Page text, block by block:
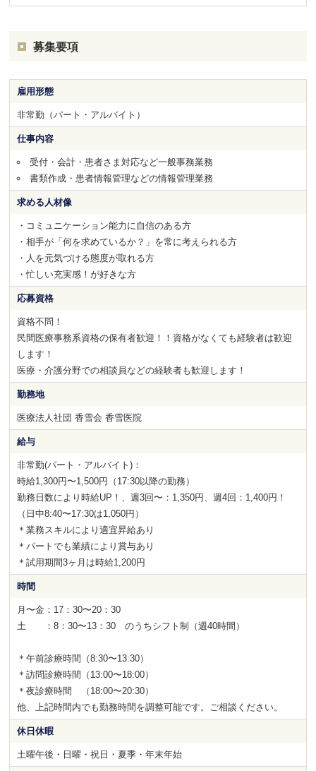
募集要項
雇用形態
非常勤（パート・アルバイト）
仕事内容
受付・会計・患者さま対応など一般事務業務
書類作成・患者情報管理などの情報管理業務
求める人材像
・コミュニケーション能力に自信のある方
・相手が「何を求めているか？」を常に考えられる方
・人を元気づける態度が取れる方
・忙しい充実感！が好きな方
応募資格
資格不問！
民間医療事務系資格の保有者歓迎！！資格がなくても経験者は歓迎
します！
医療・介護分野での相談員などの経験者も歓迎します！
勤務地
医療法人社団 香雪会 香雪医院
給与
非常勤(パート・アルバイト)：
時給1,300円〜1,500円（17:30以降の勤務）
勤務日数により時給UP！、週3回〜：1,350円、週4回：1,400円！
（日中8:40〜17:30は1,050円）
＊業務スキルにより適宜昇給あり
＊パートでも業績により賞与あり
＊試用期間3ヶ月は時給1,200円
時間
月〜金：17：30〜20：30
土 ：8：30〜13：30 のうちシフト制（週40時間）
＊午前診療時間（8:30〜13:30）
＊訪問診療時間（13:00〜18:00）
＊夜診療時間 （18:00〜20:30）
他、上記時間内でも勤務時間を調整可能です。ご相談ください。
休日休暇
土曜午後・日曜・祝日・夏季・年末年始